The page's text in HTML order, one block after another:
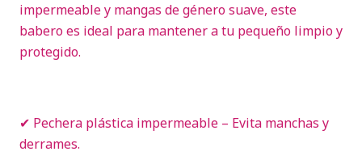
impermeable y mangas de género suave, este
babero es ideal para mantener a tu pequeño limpio y
protegido.
✔ Pechera plástica impermeable – Evita manchas y
derrames.